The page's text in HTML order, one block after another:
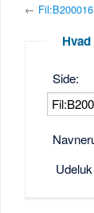
←
Side: